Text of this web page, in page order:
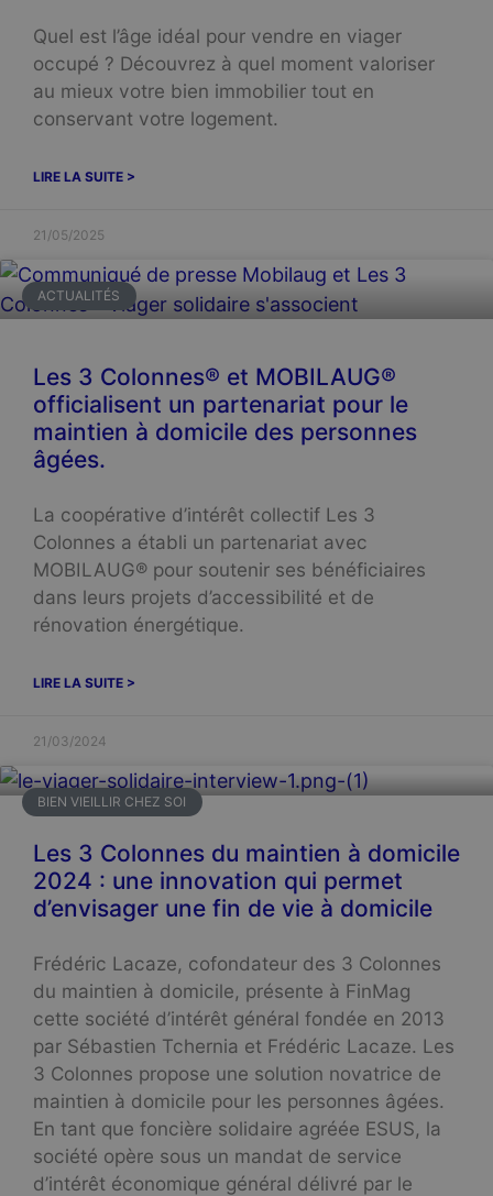
Quel est l’âge idéal pour vendre en viager
occupé ? Découvrez à quel moment valoriser
au mieux votre bien immobilier tout en
conservant votre logement.
LIRE LA SUITE >
21/05/2025
ACTUALITÉS
Les 3 Colonnes® et MOBILAUG®
officialisent un partenariat pour le
maintien à domicile des personnes
âgées.
La coopérative d’intérêt collectif Les 3
Colonnes a établi un partenariat avec
MOBILAUG® pour soutenir ses bénéficiaires
dans leurs projets d’accessibilité et de
rénovation énergétique.
LIRE LA SUITE >
21/03/2024
BIEN VIEILLIR CHEZ SOI
Les 3 Colonnes du maintien à domicile
2024 : une innovation qui permet
d’envisager une fin de vie à domicile
Frédéric Lacaze, cofondateur des 3 Colonnes
du maintien à domicile, présente à FinMag
cette société d’intérêt général fondée en 2013
par Sébastien Tchernia et Frédéric Lacaze. Les
3 Colonnes propose une solution novatrice de
maintien à domicile pour les personnes âgées.
En tant que foncière solidaire agréée ESUS, la
société opère sous un mandat de service
d’intérêt économique général délivré par le